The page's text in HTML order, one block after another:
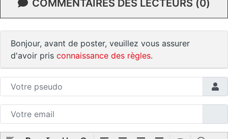
COMMENTAIRES DES LECTEURS (0)
Bonjour, avant de poster, veuillez vous assurer
d'avoir pris connaissance des règles.